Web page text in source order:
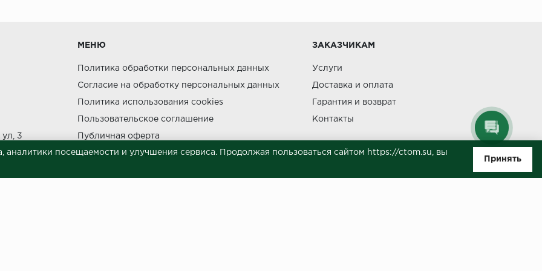
3
МЕНЮ
Политика обработки персональных данных
Согласие на обработку персональных данных
Политика использования cookies
Пользовательское соглашение
Публичная оферта
Сведения о продавце (реквизиты)
ЗАКАЗЧИКАМ
Услуги
Доставка и оплата
Гарантия и возврат
Контакты
посещаемости и улучшения сервиса. Продолжая пользоваться сайтом https://ctom.su, вы
Принять